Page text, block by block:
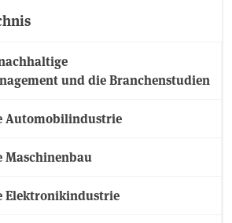
und die Branchenstudien
Automobilindustrie
Maschinenbau
Elektronikindustrie